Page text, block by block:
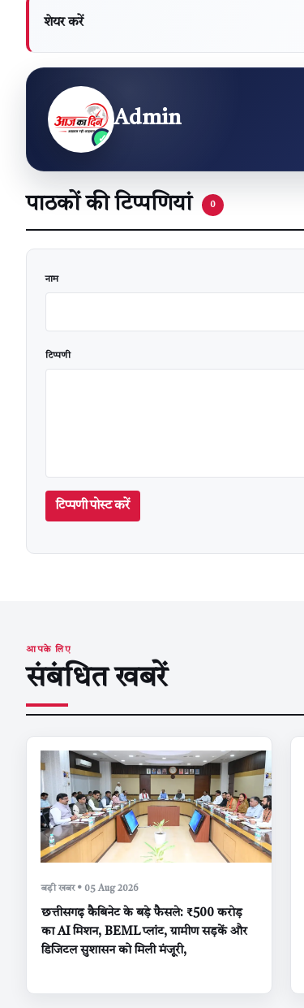
शेयर करें
Admin
पाठकों की टिप्पणियां 0
नाम
टिप्पणी
टिप्पणी पोस्ट करें
आपके लिए
संबंधित खबरें
बड़ी खबर • 05 Aug 2026
छत्तीसगढ़ कैबिनेट के बड़े फैसले: ₹500 करोड़
का AI मिशन, BEML प्लांट, ग्रामीण सड़कें और
डिजिटल सुशासन को मिली मंजूरी,